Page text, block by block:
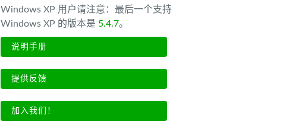
Windows XP 用户请注意：最后一个支持
Windows XP 的版本是 5.4.7。
说明手册
提供反馈
加入我们！